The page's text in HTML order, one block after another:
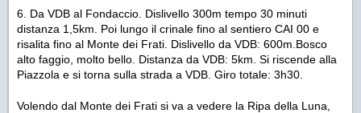
6. Da VDB al Fondaccio. Dislivello 300m tempo 30 minuti
distanza 1,5km. Poi lungo il crinale fino al sentiero CAI 00 e
risalita fino al Monte dei Frati. Dislivello da VDB: 600m.Bosco
alto faggio, molto bello. Distanza da VDB: 5km. Si riscende alla
Piazzola e si torna sulla strada a VDB. Giro totale: 3h30.
Volendo dal Monte dei Frati si va a vedere la Ripa della Luna,